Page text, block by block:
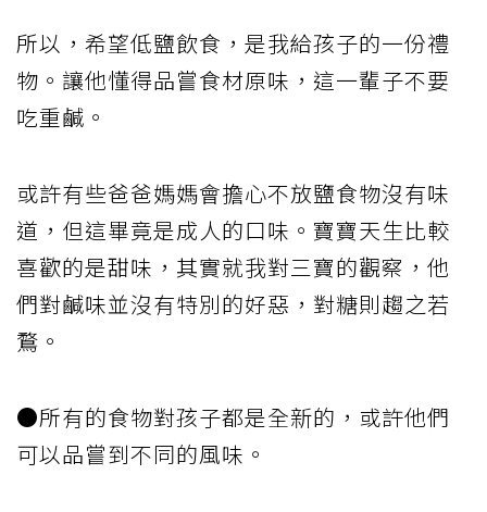
所以，希望低鹽飲食，是我給孩子的一份禮
物。讓他懂得品嘗食材原味，這一輩子不要
吃重鹹。
或許有些爸爸媽媽會擔心不放鹽食物沒有味
道，但這畢竟是成人的口味。寶寶天生比較
喜歡的是甜味，其實就我對三寶的觀察，他
們對鹹味並沒有特別的好惡，對糖則趨之若
鶩。
●所有的食物對孩子都是全新的，或許他們
可以品嘗到不同的風味。